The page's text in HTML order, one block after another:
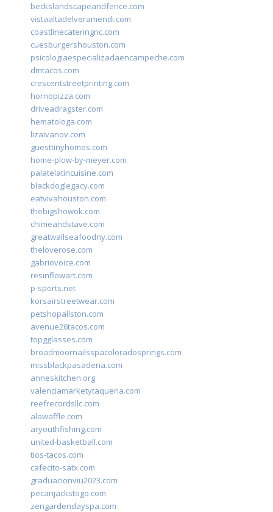
beckslandscapeandfence.com
vistaaltadelveramendi.com
coastlinecateringnc.com
cuesburgershouston.com
psicologiaespecializadaencampeche.com
dmtacos.com
crescentstreetprinting.com
hornopizza.com
driveadragster.com
hematologa.com
lizaivanov.com
guesttinyhomes.com
home-plow-by-meyer.com
palatelatincuisine.com
blackdoglegacy.com
eatvivahouston.com
thebigshowok.com
chimeandstave.com
greatwallseafoodny.com
theloverose.com
gabriovoice.com
resinflowart.com
p-sports.net
korsairstreetwear.com
petshopallston.com
avenue26tacos.com
topgglasses.com
broadmoornailsspacoloradosprings.com
missblackpasadena.com
anneskitchen.org
valenciamarketytaqueria.com
reefrecordsllc.com
alawaffle.com
aryouthfishing.com
united-basketball.com
tios-tacos.com
cafecito-satx.com
graduacionviu2023.com
pecanjackstogo.com
zengardendayspa.com